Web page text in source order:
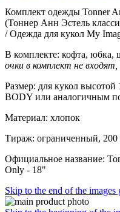
Комплект одежды Tonner
(Тоннер Анн Эстель
/ Одежда для кукол My
В комплекте: кофта, юбка,
очки в комплект не
Размер: для кукол
BODY или аналогичным
Материал: хлопок
Тираж: ограниченный, 200
Официальное название:
Only - 18"
Skip to the end of the images